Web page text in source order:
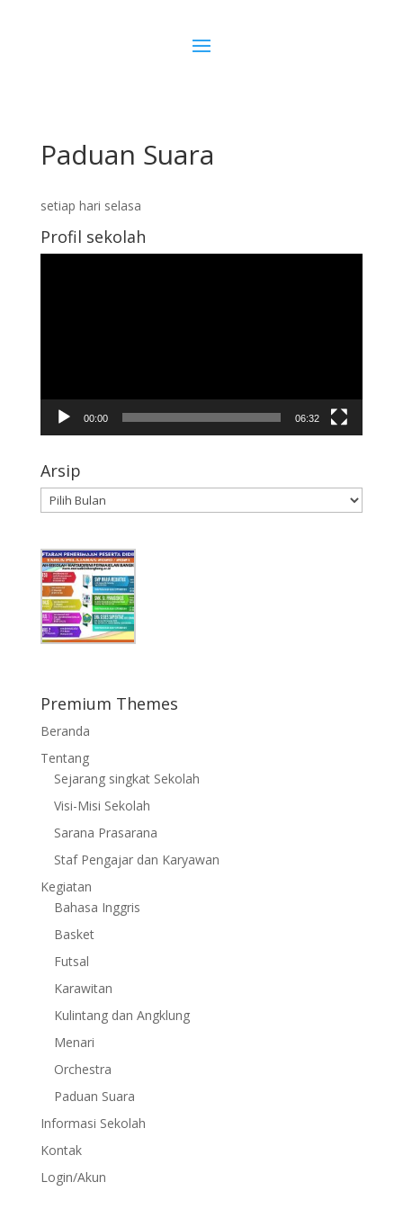
Paduan Suara
setiap hari selasa
Profil sekolah
00:00 06:32
Arsip
Arsip
Premium Themes
Beranda
Tentang
Sejarang singkat Sekolah
Visi-Misi Sekolah
Sarana Prasarana
Staf Pengajar dan Karyawan
Kegiatan
Bahasa Inggris
Basket
Futsal
Karawitan
Kulintang dan Angklung
Menari
Orchestra
Paduan Suara
Informasi Sekolah
Kontak
Login/Akun